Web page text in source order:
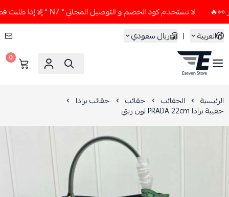
لا تستخدم كود الخصم و التوصيل المجاني " N7 " إلا إذا طلبت قطعتين أو أكثر 👀🔥
العربية
| ريال سعودي
ESEVEN STORE
0
الرئيسية الحقائب حقائب حقائب برادا
حقيبة برادا PRADA 22cm لون زيتي